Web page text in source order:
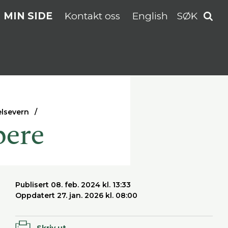
MIN SIDE Kontakt oss English SØK
Publisert 08. feb. 2024 kl. 13:33
Oppdatert 27. jan. 2026 kl. 08:00